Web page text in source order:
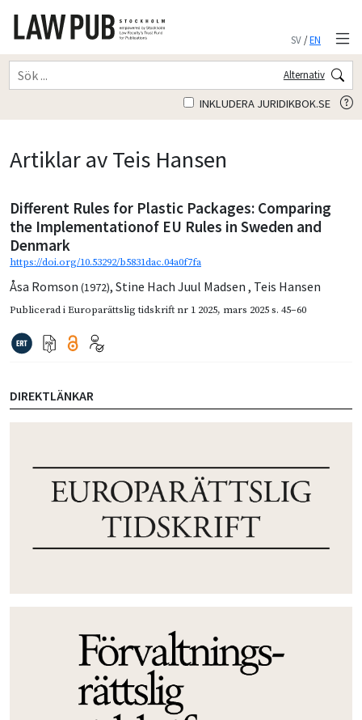
SV/EN
Alternativ
INKLUDERA JURIDIKBOK.SE
Artiklar av Teis Hansen
Different Rules for Plastic Packages: Comparing
the Implementationof EU Rules in Sweden and
Denmark
https://doi.org/10.53292/b5831dac.04a0f7fa
Åsa Romson (1972), Stine Hach Juul Madsen , Teis Hansen
Publicerad iEuroparättslig tidskrift nr 1 2025, mars 2025s. 45–60
DIREKTLÄNKAR